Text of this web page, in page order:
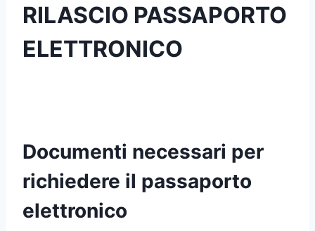
RILASCIO PASSAPORTO
ELETTRONICO
Documenti necessari per
richiedere il passaporto
elettronico